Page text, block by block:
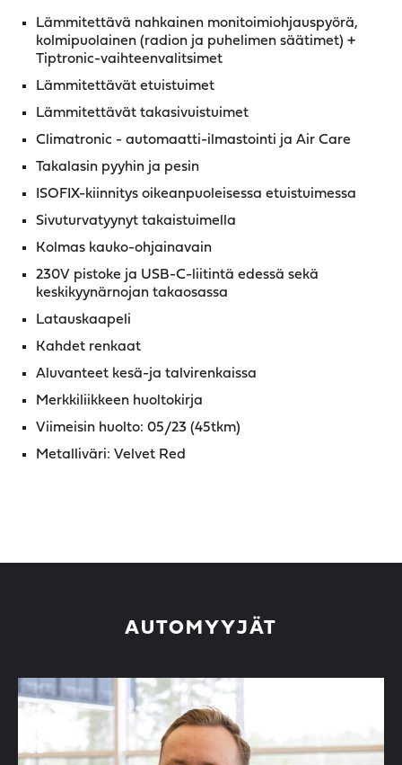
Lämmitettävä nahkainen monitoimiohjauspyörä,
kolmipuolainen (radion ja puhelimen säätimet) +
Tiptronic-vaihteenvalitsimet
Lämmitettävät etuistuimet
Lämmitettävät takasivuistuimet
Climatronic - automaatti-ilmastointi ja Air Care
Takalasin pyyhin ja pesin
ISOFIX-kiinnitys oikeanpuoleisessa etuistuimessa
Sivuturvatyynyt takaistuimella
Kolmas kauko-ohjainavain
230V pistoke ja USB-C-liitintä edessä sekä
keskikyynärnojan takaosassa
Latauskaapeli
Kahdet renkaat
Aluvanteet kesä-ja talvirenkaissa
Merkkiliikkeen huoltokirja
Viimeisin huolto: 05/23 (45tkm)
Metalliväri: Velvet Red
AUTOMYYJÄT